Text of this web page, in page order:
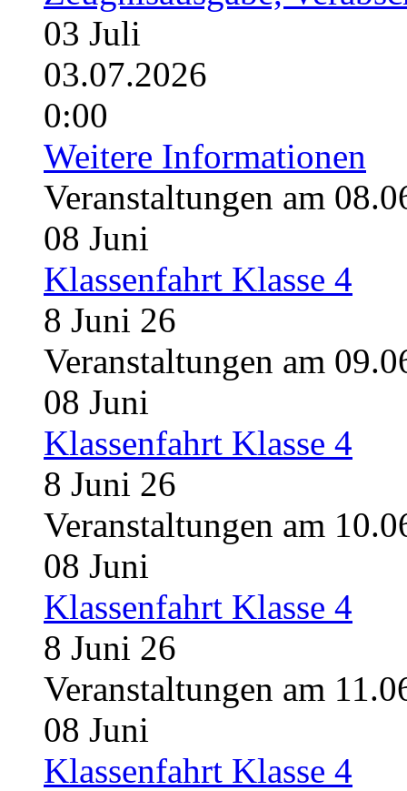
03 Juli
03.07.2026
0:00
Weitere Informationen
Veranstaltungen am
08 Juni
Klassenfahrt Klasse 4
8 Juni 26
Veranstaltungen am
08 Juni
Klassenfahrt Klasse 4
8 Juni 26
Veranstaltungen am
08 Juni
Klassenfahrt Klasse 4
8 Juni 26
Veranstaltungen am
08 Juni
Klassenfahrt Klasse 4